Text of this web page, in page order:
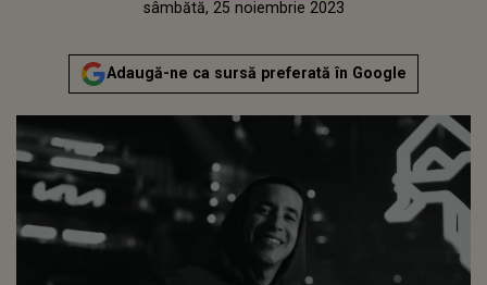
vineri, 25 noiembrie 2022
Actualizat:
sâmbătă, 25 noiembrie 2023
Adaugă-ne ca sursă preferată în Google